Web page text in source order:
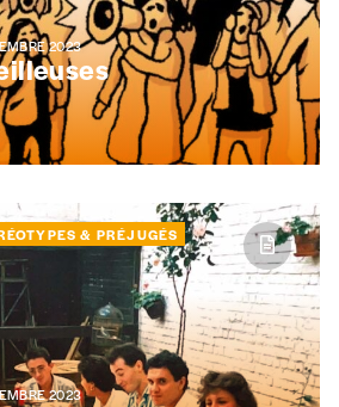
2023
& PRÉJUGÉS
2023